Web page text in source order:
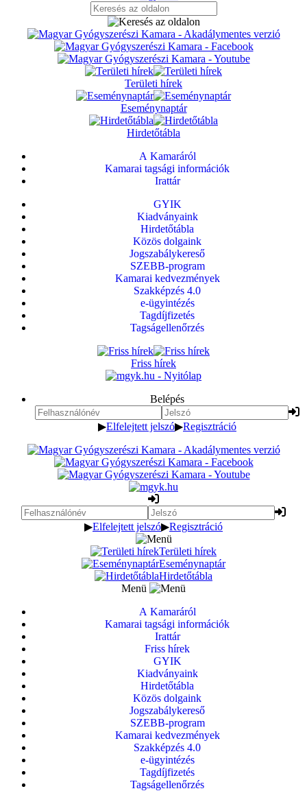
Területi hírek
Eseménynaptár
Hirdetőtábla
A Kamaráról
Kamarai tagsági információk
Irattár
GYIK
Kiadványaink
Hirdetőtábla
Közös dolgaink
Jogszabálykereső
SZEBB-program
Kamarai kedvezmények
Szakképzés 4.0
e-ügyintézés
Tagdíjfizetés
Tagságellenőrzés
Friss hírek
Belépés
▶Elfelejtett jelszó▶Regisztráció
▶Elfelejtett jelszó▶Regisztráció
Területi hírek
Eseménynaptár
Hirdetőtábla
Menü
A Kamaráról
Kamarai tagsági információk
Irattár
Friss hírek
GYIK
Kiadványaink
Hirdetőtábla
Közös dolgaink
Jogszabálykereső
SZEBB-program
Kamarai kedvezmények
Szakképzés 4.0
e-ügyintézés
Tagdíjfizetés
Tagságellenőrzés